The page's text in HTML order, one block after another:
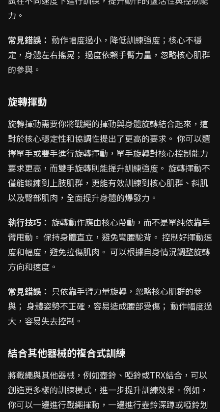
力。
常見錯誤： 動作幅度過小，降低訓練強度；核心不穩
定，身體左右搖晃； 過度依賴手臂力量，忽略核心肌群
的參與。
旋轉揮動
旋轉揮動需要你將戰繩的揮動與身體旋轉結合起來，這
對於核心穩定性和協調性提出了更高的要求。 你可以選
擇單手或雙手進行旋轉揮動，單手旋轉對核心控制能力
要求更高，而雙手旋轉則能提升訓練強度。 旋轉揮動不
僅能鍛鍊到上肢肌群，更能有效訓練到核心肌群、斜肌
以及臀部肌肉，全面提升身體的爆發力。
執行技巧： 旋轉動作應由核心帶動，而不是單純依靠手
臂甩動。 保持身體直立，避免彎腰駝背。 控制好揮動速
度和幅度，避免拉傷肌肉。 可以根據自身情況調整旋轉
方向和速度。
常見錯誤： 只依靠手臂力量旋轉，忽略核心肌群的參
與； 身體姿勢不正確，容易造成腰部受傷； 動作幅度過
大，容易失去控制。
結合其他器械的複合式訓練
將戰繩與其他器械，例如壺鈴、啞鈴或TRX結合，可以
創造更多樣的訓練模式，進一步提升訓練效果。例如，
你可以一邊進行戰繩揮動，一邊進行壺鈴深蹲或啞鈴划